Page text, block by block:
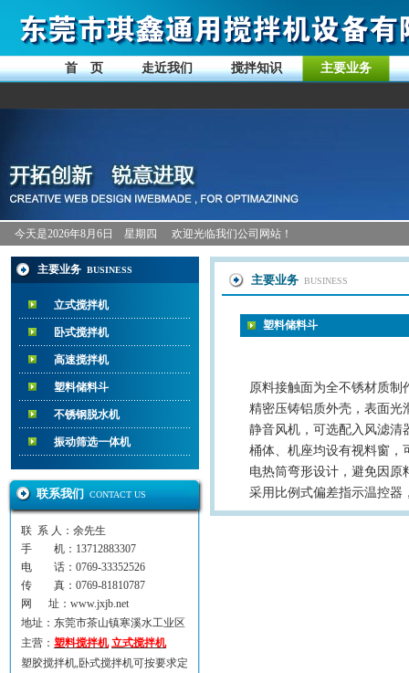
首 页 走近我们 搅拌知识 主要业务
今天是2026年8月6日 星期四 欢迎光临我们公司网站！
主要业务 BUSINESS
立式搅拌机
卧式搅拌机
高速搅拌机
塑料储料斗
不锈钢脱水机
振动筛选一体机
联系我们 CONTACT US
联 系 人：余先生
手 机：13712883307
电 话：0769-33352526
传 真：0769-81810787
网 址：www.jxjb.net
地址：东莞市茶山镇寒溪水工业区
主营： 塑料搅拌机 立式搅拌机
塑胶搅拌机,卧式搅拌机可按要求定
主要业务 BUSINESS
塑料储料斗
原料接触面为全不锈材质制
精密压铸铝质外壳，表面光
静音风机，可选配入风滤清
桶体、机座均设有视料窗，
电热筒弯形设计，避免因原
采用比例式偏差指示温控器